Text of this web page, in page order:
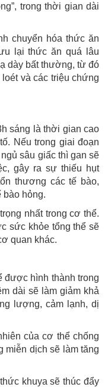
trong thời gian dài
chuyển hóa thức ăn
lại thức ăn quá lâu
dày bất thường, từ đó
và các triệu chứng
sáng là thời gian cao
Nếu trong giai đoạn
sâu giấc thì gan sẽ
gây ra sự thiếu hụt
thương các tế bào,
bào hỏng.
nhất trong cơ thể.
sức khỏe tổng thể sẽ
quan khác.
được hình thành trong
dài sẽ làm giảm khả
lượng, cảm lạnh, dị
của cơ thể chống
miễn dịch sẽ làm tăng
khuya sẽ thúc đẩy